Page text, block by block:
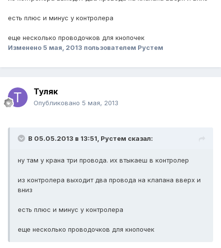
есть плюс и минус у контролера
еще несколько проводочков для кнопочек
Изменено 5 мая, 2013 пользователем Рустем
Туляк
Опубликовано 5 мая, 2013
В 05.05.2013 в 13:51, Рустем сказал:
ну там у крана три провода. их втыкаеш в контролер
из контролера выходит два провода на клапана вверх и
вниз
есть плюс и минус у контролера
еще несколько проводочков для кнопочек